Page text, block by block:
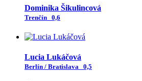
Dominika Šikulincová
Trenčín 0,6
Lucia Lukáčová
Berlín / Bratislava 0,5